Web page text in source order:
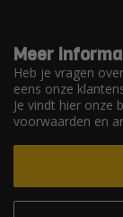
Meer
Heb je vragen
eens onze
Je vindt hier onze
voorwaarden en